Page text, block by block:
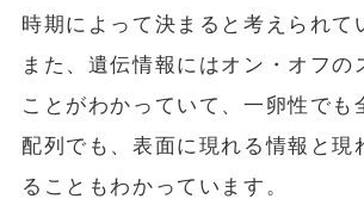
時期によって決まると考えられて
また、遺伝情報にはオン・オフの
ことがわかっていて、一卵性でも
配列でも、表面に現れる情報と現
ることもわかっています。